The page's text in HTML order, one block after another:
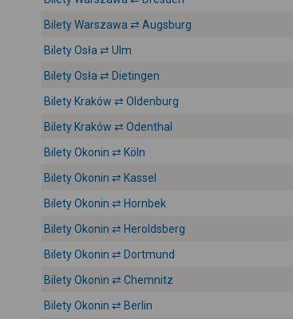
Bilety Warszawa ⇄ Augsburg
Bilety Osła ⇄ Ulm
Bilety Osła ⇄ Dietingen
Bilety Kraków ⇄ Oldenburg
Bilety Kraków ⇄ Odenthal
Bilety Okonin ⇄ Köln
Bilety Okonin ⇄ Kassel
Bilety Okonin ⇄ Hornbek
Bilety Okonin ⇄ Heroldsberg
Bilety Okonin ⇄ Dortmund
Bilety Okonin ⇄ Chemnitz
Bilety Okonin ⇄ Berlin